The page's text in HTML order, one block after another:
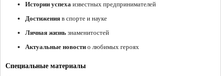
Истории успеха известных предпринимателей
Достижения в спорте и науке
Личная жизнь знаменитостей
Актуальные новости о любимых героях
Специальные материалы